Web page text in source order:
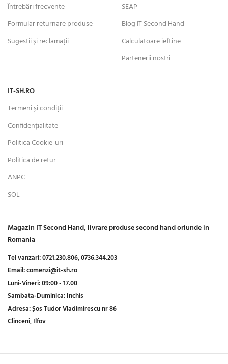
Întrebări frecvente
Formular returnare produse
Sugestii și reclamații
SEAP
Blog IT Second Hand
Calculatoare ieftine
Partenerii nostri
IT-SH.RO
Termeni și condiții
Confidențialitate
Politica Cookie-uri
Politica de retur
ANPC
SOL
Magazin IT Second Hand, livrare produse second hand oriunde in
Romania
Tel vanzari:0721.230.806,0736.344.203
Email:comenzi@it-sh.ro
Luni-Vineri:09:00 - 17.00
Sambata-Duminica:Inchis
Adresa:Șos Tudor Vladimirescu nr 86
Clinceni, Ilfov